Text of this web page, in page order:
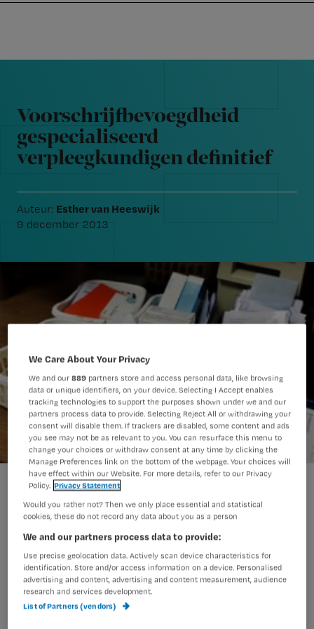
navigation
content
Nursing
Gespecialiseerd long-
Voorschrijfbevoegdheid
gespecialiseerd
verpleegkundigen definitief
Auteur: Esther van Heeswijk
9 december 2013
Long- en diabetesverpleegkundigen
mogen vanaf 1 februari 2014
geneesmiddelen voorschrijven, mits
zij aan bepaalde voorwaarden voldoen.
We Care About Your Privacy
We and our889 partners store and access personal data, like browsing
data or unique identifiers, on your device. Selecting I Accept enables
tracking technologies to support the purposes shown under we and our
partners process data to provide. Selecting Reject All or withdrawing your
consent will disable them. If trackers are disabled, some content and ads
you see may not be as relevant to you. You can resurface this menu to
change your choices or withdraw consent at any time by clicking the
Manage Preferences link on the bottom of the webpage. Your choices will
have effect within our Website. For more details, refer to our Privacy
Policy. Privacy Statement
Would you rather not? Then we only place essential and statistical
cookies, these do not record any data about you as a person
We and our partners process data to provide:
Use precise geolocation data. Actively scan device characteristics for
identification. Store and/or access information on a device. Personalised
advertising and content, advertising and content measurement, audience
research and services development.
List of Partners (vendors)